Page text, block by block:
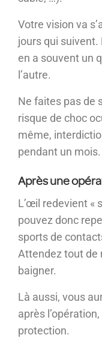
Votre vision va
jours qui suivent.
en a souvent un
l’autre.
Ne faites pas de
risque de choc
même,
pendant un mois.
Après une
L’œil redevient «
pouvez donc
sports de
Attendez tout de
baigner.
Là aussi, vous
après
protection.